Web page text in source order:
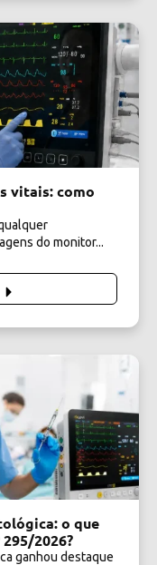
vitais: como
do monitor...
o que
2026?
ganhou destaque